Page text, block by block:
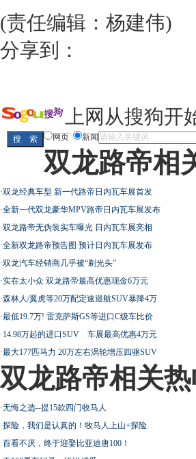
(责任编辑：杨建伟)
分享到：
上网从搜狗开
网页 新闻
双龙路帝相
·双龙经典车型 新一代路帝日内瓦车展首发
·全新一代双龙豪华MPV路帝日内瓦车展发布
·双龙路帝无伪装实车曝光 日内瓦车展亮相
·全新双龙路帝预告图 预计日内瓦车展发布
·双龙汽车经销商几乎被“剃光头”
·实在太小众 双龙路帝最高优惠现金6万元
·森林人/翼虎等20万配定速巡航SUV暴降4万
·最低19.7万! 雷克萨斯GS等进口C级车比价
·14.98万起的进口SUV 车展最高优惠4万元
·最大177匹马力 20万左右涡轮增压四驱SUV
双龙路帝相关
·无悔之选--提15款四门牧马人
·探险，我们是认真的！牧马人上山+探险
·百看不厌，终于迎娶比亚迪唐100！